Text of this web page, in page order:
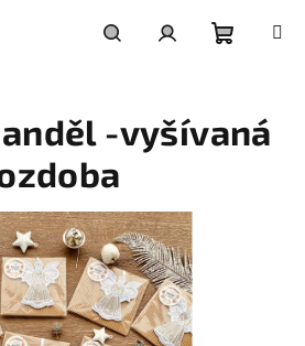
košík
-vyšívaná